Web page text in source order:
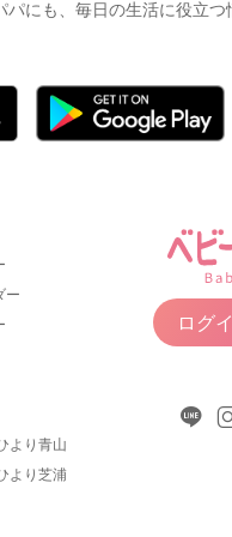
にも、毎日の生活に役立つ
ー
より青山
より芝浦
ログ